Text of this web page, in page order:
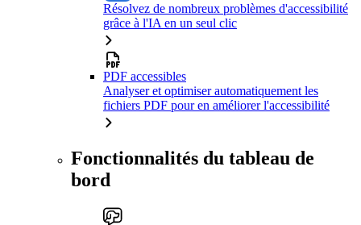
Résolvez de nombreux problèmes d'accessibilité
grâce à l'IA en un seul clic
PDF accessibles
Analyser et optimiser automatiquement les
fichiers PDF pour en améliorer l'accessibilité
Fonctionnalités du tableau de
bord